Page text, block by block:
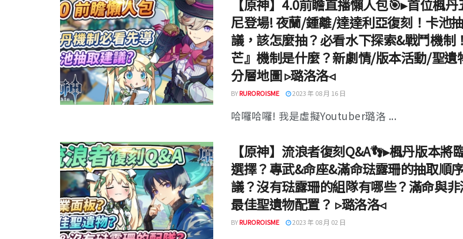
【原神】4.0前瞻直播懶人包🎯▸首位楓
尼登場! 夜蘭/鍾離/達達利亞復刻！卡池
議，該怎麼抽？必看水下探索&戰鬥機制
芒』機制是什麼？新劇情/版本活動/聖遺
分層地圖 ▹璐洛洛◃
BYRUROROISME 2023 年 08 月 16 日
哈囉哈囉! 我是虛擬Youtuber璐洛 ...
【原神】流浪者復刻Q&A👣▸楓丹版本將
選擇？專武&命座&滿命琺露珊的抽取順
議？沒有琺露珊的組隊有哪些？滿命與
最佳聖遺物配置？ ▹璐洛洛◃
BYRUROROISME 2023 年 08 月 02 日